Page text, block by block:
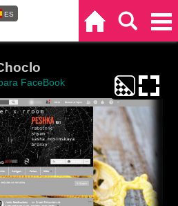
ES
FaceBook